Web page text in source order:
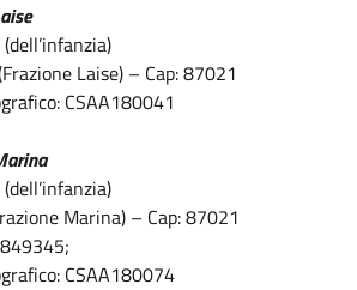
Laise) – Cap: 87021
CSAA180041
Marina) – Cap: 87021
CSAA180074